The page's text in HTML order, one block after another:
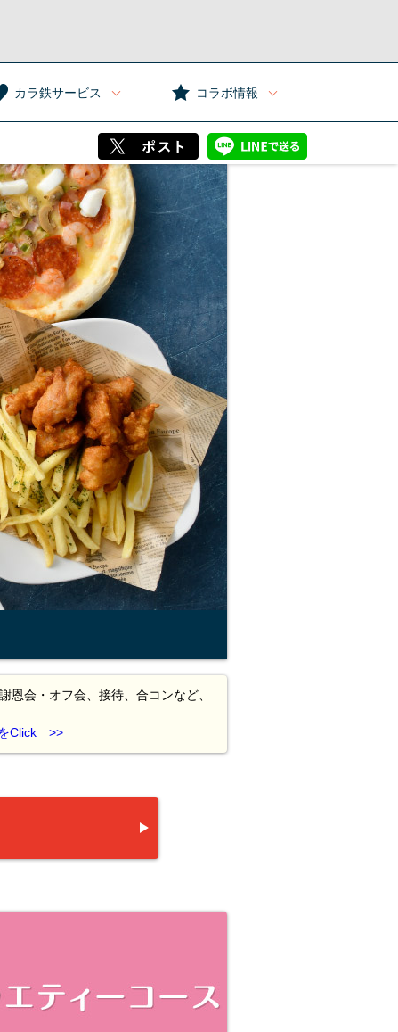
カラ鉄サービス コラボ情報
会・オフ会、接待、合コンなど、
をClick >>